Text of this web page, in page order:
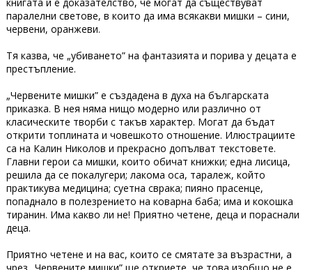
паралелни светове, в които да има всякакви мишки – сини,
червени, оранжеви.
Тя казва, че „убиването” на фантазията и порива у децата е
престъпление.
„Червените мишки” е създадена в духа на българската
приказка. В нея няма нищо модерно или различно от
класическите творби с такъв характер. Могат да бъдат
открити топлината и човешкото отношение. Илюстрациите
са на Калин Николов и прекрасно допълват текстовете.
Главни герои са мишки, които обичат книжки; една лисица,
решила да се покалугери; лакома оса, таралеж, който
практикува медицина; суетна сврака; пияно прасенце,
попаднало в полезрението на коварна баба; има и кокошка
тиранин. Има какво ли не! Приятно четене, деца и пораснали
деца.
Приятно четене и на вас, които се смятате за възрастни, а
чрез „Червените мишки” ще откриете, че това изобщо не е